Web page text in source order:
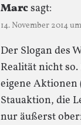
Marcsagt:
14. November 2014
Der Slogan des
Realität nicht
eigene Aktionen
Stauaktion, die
nur äußerst